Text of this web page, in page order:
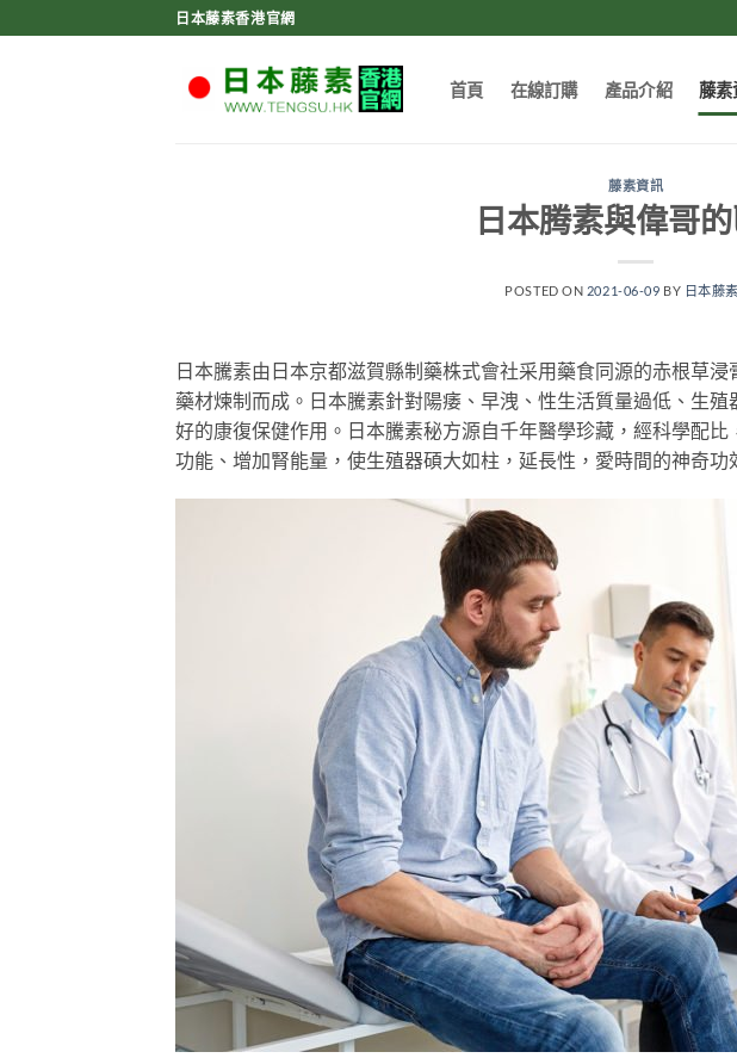
to
日本藤素香港官網
首頁 在線訂購 產品介紹 藤素
藤素資訊
日本腾素與偉哥的
POSTED ON 2021-06-09 BY 日本藤
日本騰素由日本京都滋賀縣制藥株式會社采用藥食同源的赤根草
藥材煉制而成。日本騰素針對陽痿、早洩、性生活質量過低、生
好的康復保健作用。日本騰素秘方源自千年醫學珍藏，經科學配
功能、增加腎能量，使生殖器碩大如柱，延長性，愛時間的神奇功